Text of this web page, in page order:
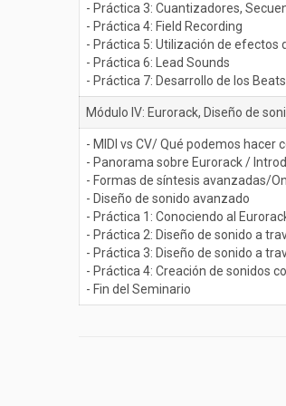
- Práctica 3: Cuantizadores,
- Práctica 4: Field Recording
- Práctica 5: Utilización de efectos
- Práctica 6: Lead Sounds
- Práctica 7: Desarrollo de los
Módulo IV: Eurorack, Diseño de
- MIDI vs CV/ Qué podemos hacer
- Panorama sobre Eurorack /
- Formas de síntesis avanzadas/
- Diseño de sonido avanzado
- Práctica 1: Conociendo al
- Práctica 2: Diseño de sonido a
- Práctica 3: Diseño de sonido a
- Práctica 4: Creación de sonidos
- Fin del Seminario